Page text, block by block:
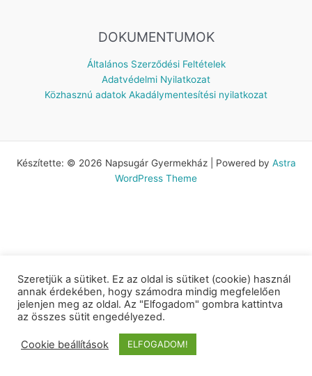
DOKUMENTUMOK
Általános Szerződési Feltételek
Adatvédelmi Nyilatkozat
Közhasznú adatok Akadálymentesítési nyilatkozat
Készítette: © 2026 Napsugár Gyermekház | Powered by Astra
WordPress Theme
Szeretjük a sütiket. Ez az oldal is sütiket (cookie) használ
annak érdekében, hogy számodra mindig megfelelően
jelenjen meg az oldal. Az "Elfogadom" gombra kattintva
az összes sütit engedélyezed.
Cookie beállítások ELFOGADOM!